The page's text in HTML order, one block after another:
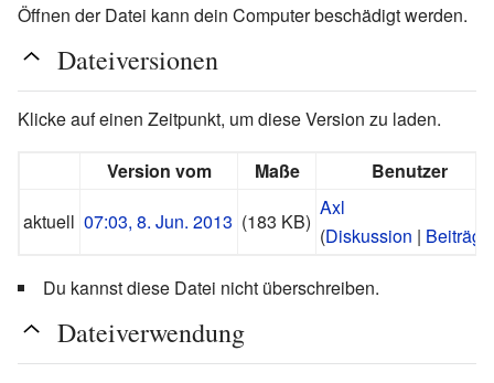
Öffnen der Datei kann dein Computer beschädigt werden.
Dateiversionen
Klicke auf einen Zeitpunkt, um diese Version zu laden.
Version vom Maße
Benutzer
aktuell 07:03, 8. Jun. 2013 (183 KB)
Axl
(Diskussion | Beiträge
Du kannst diese Datei nicht überschreiben.
Dateiverwendung